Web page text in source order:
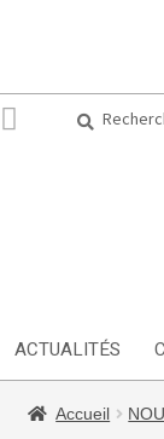
pour :
ACTUALITÉS
Accueil